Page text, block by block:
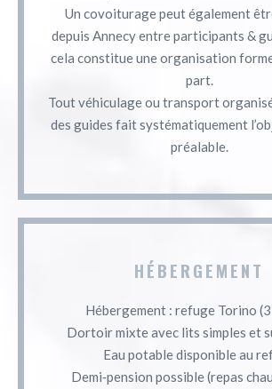
Un covoiturage peut également
depuis Annecy entre participants &
cela constitue une organisation
part.
Tout véhiculage ou transport
des guides fait systématiquement
préalable.
HÉBERGEMENT
Hébergement : refuge Torino
Dortoir mixte avec lits simples et
Eau potable disponible au
Demi‑pension possible (repas